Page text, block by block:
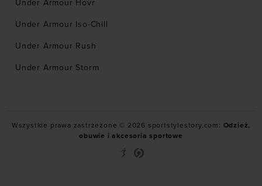
Under Armour Hovr
Under Armour Iso-Chill
Under Armour Rush
Under Armour Storm
Wszystkie prawa zastrzeżone © 2026 sportstylestory.com: Odzież,
obuwie i akcesoria sportowe